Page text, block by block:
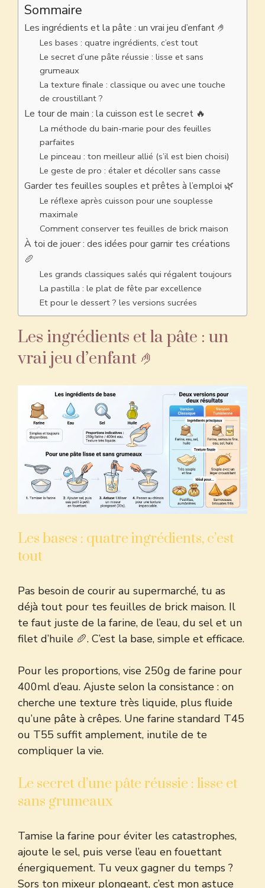
Sommaire
Les ingrédients et la pâte : un vrai jeu d’enfant 🤌
Les bases : quatre ingrédients, c’est tout
Le secret d’une pâte réussie : lisse et sans
grumeaux
La texture finale : classique ou avec une touche
de croustillant ?
Le tour de main : la cuisson est le secret 🔥
La méthode du bain-marie pour des feuilles
parfaites
Le pinceau : ton meilleur allié (s’il est bien choisi)
Le geste de pro : étaler et décoller sans casse
Garder tes feuilles souples et prêtes à l’emploi 🌿
Le réflexe après cuisson pour une souplesse
maximale
Comment conserver tes feuilles de brick maison
À toi de jouer : des idées pour garnir tes créations
🥖
Les grands classiques salés qui régalent toujours
La pastilla : le plat de fête par excellence
Et pour le dessert ? les versions sucrées
Les ingrédients et la pâte : un
vrai jeu d’enfant 🤌
Les bases : quatre ingrédients, c’est
tout
Pas besoin de courir au supermarché, tu as
déjà tout pour tes feuilles de brick maison. Il
te faut juste de la farine, de l’eau, du sel et un
filet d’huile 🥖. C’est la base, simple et efficace.
Pour les proportions, vise 250g de farine pour
400ml d’eau. Ajuste selon la consistance : on
cherche une texture très liquide, plus fluide
qu’une pâte à crêpes. Une farine standard T45
ou T55 suffit amplement, inutile de te
compliquer la vie.
Le secret d’une pâte réussie : lisse et
sans grumeaux
Tamise la farine pour éviter les catastrophes,
ajoute le sel, puis verse l’eau en fouettant
énergiquement. Tu veux gagner du temps ?
Sors ton mixeur plongeant, c’est mon astuce